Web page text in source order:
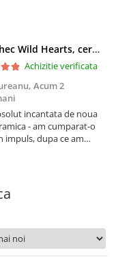
Tava chec Wild Hearts, ceramica smaltuita, pictata manual, 31,0 X 12,0 cm
Achizitie verificata
Acum 2
incantata de noua
- am cumparat-o
impuls, dupa ce am
ma va scapa de aceasta
in plus este tare